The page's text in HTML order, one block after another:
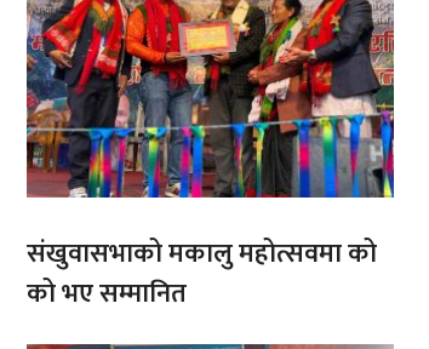
संखुवासभाको मकालु महोत्सवमा को
को भए सम्मानित